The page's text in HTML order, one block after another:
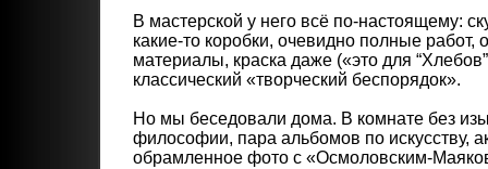
В мастерской у него всё по-настоящему:
какие-то коробки, очевидно полные работ,
материалы, краска даже («это для
классический «творческий беспорядок».
Но мы беседовали дома. В комнате без
философии, пара альбомов по искусству,
обрамленное фото с «Осмоловским-